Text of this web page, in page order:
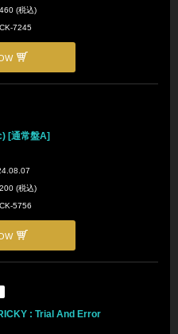
(税込)
7245
[通常盤A]
(税込)
5756
: Trial And Error